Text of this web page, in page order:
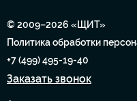
© 2009–2026 «ЩИТ»
Политика обработки
+7 (499) 495-19-40
Заказать звонок